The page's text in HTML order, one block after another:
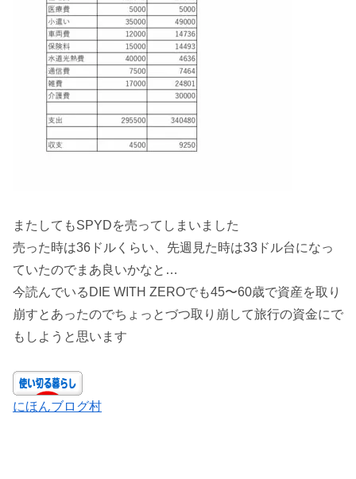
またしてもSPYDを売ってしまいました
売った時は36ドルくらい、先週見た時は33ドル台になっ
ていたのでまあ良いかなと…
今読んでいるDIE WITH ZEROでも45〜60歳で資産を取り
崩すとあったのでちょっとづつ取り崩して旅行の資金にで
もしようと思います
にほんブログ村